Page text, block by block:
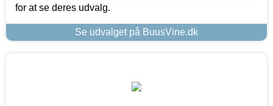
for at se deres udvalg.
Se udvalget på BuusVine.dk